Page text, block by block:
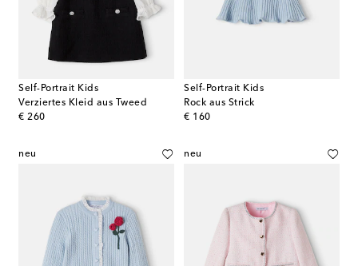
Self-Portrait Kids
Verziertes Kleid aus Tweed
€ 260
original price
Self-Portrait Kids
Rock aus Strick
€ 160
original price
neu neu